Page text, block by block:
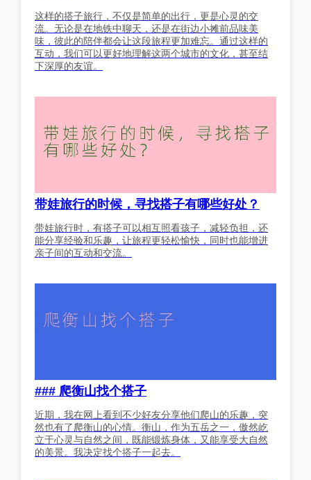
这样的搭子旅行，不仅是简单的出行，更是心灵的交
流。无论是在地铁中聊天，还是在街边小摊前品味美
味，彼此的陪伴都会让这段旅程更加难忘。通过这样的
互动，我们可以更好地理解这两个城市的文化，甚至结
下深厚的友谊。
带娃旅行的时候，寻找搭子有哪些好处？
带娃旅行时，有搭子可以相互照看孩子，减轻负担，还
能分享经验和乐趣，让旅程更轻松愉快，同时也能增进
亲子间的互动和交流。
### 爬衡山找个搭子
近期，我在网上看到不少好友分享他们爬山的乐趣，突
然也有了爬衡山的心情。衡山，作为五岳之一，傲然屹
立于心灵与自然之间，既能锻炼身体，又能享受大自然
的美景。我决定找个搭子一起去。